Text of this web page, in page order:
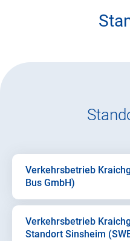
Verkehrsbetrieb
Bus GmbH)
Verkehrsbetrieb
Standort Sinsheim